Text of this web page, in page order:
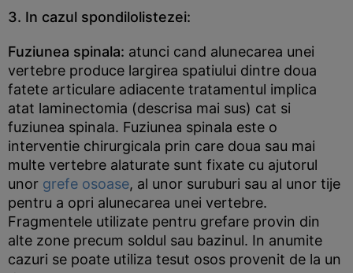
3. In cazul spondilolistezei:
Fuziunea spinala: atunci cand alunecarea unei
vertebre produce largirea spatiului dintre doua
fatete articulare adiacente tratamentul implica
atat laminectomia (descrisa mai sus) cat si
fuziunea spinala. Fuziunea spinala este o
interventie chirurgicala prin care doua sau mai
multe vertebre alaturate sunt fixate cu ajutorul
unor grefe osoase, al unor suruburi sau al unor tije
pentru a opri alunecarea unei vertebre.
Fragmentele utilizate pentru grefare provin din
alte zone precum soldul sau bazinul. In anumite
cazuri se poate utiliza tesut osos provenit de la un